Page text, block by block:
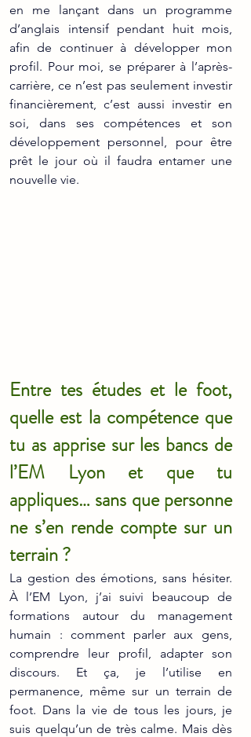
en me lançant dans un programme
d’anglais intensif pendant huit mois,
afin de continuer à développer mon
profil. Pour moi, se préparer à l’après-
carrière, ce n’est pas seulement investir
financièrement, c’est aussi investir en
soi, dans ses compétences et son
développement personnel, pour être
prêt le jour où il faudra entamer une
nouvelle vie.
Entre tes études et le foot,
quelle est la compétence que
tu as apprise sur les bancs de
l’EM Lyon et que tu
appliques… sans que personne
ne s’en rende compte sur un
terrain ?
La gestion des émotions, sans hésiter.
À l’EM Lyon, j’ai suivi beaucoup de
formations autour du management
humain : comment parler aux gens,
comprendre leur profil, adapter son
discours. Et ça, je l’utilise en
permanence, même sur un terrain de
foot. Dans la vie de tous les jours, je
suis quelqu’un de très calme. Mais dès